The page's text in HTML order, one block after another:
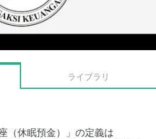
ライブラリ
（休眠預金）」の定義は